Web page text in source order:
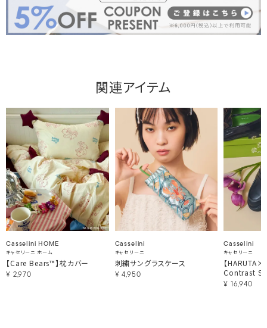
関連アイテム
Casselini HOME
キャセリーニ ホーム
【Care Bears™】枕カバー
¥ 2,970
Casselini
キャセリーニ
刺繍サングラスケース
¥ 4,950
Casselini
キャセリーニ
【
Contrast
¥ 16,940